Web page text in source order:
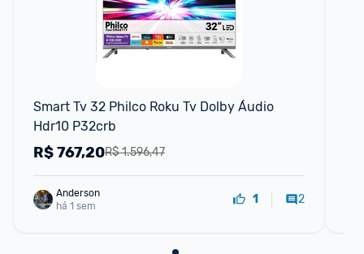
Smart Tv 32 Philco Roku Tv Dolby Áudio
Hdr10 P32crb
R$ 1.596,47
R$767,20
Anderson
há 1 sem
1 2